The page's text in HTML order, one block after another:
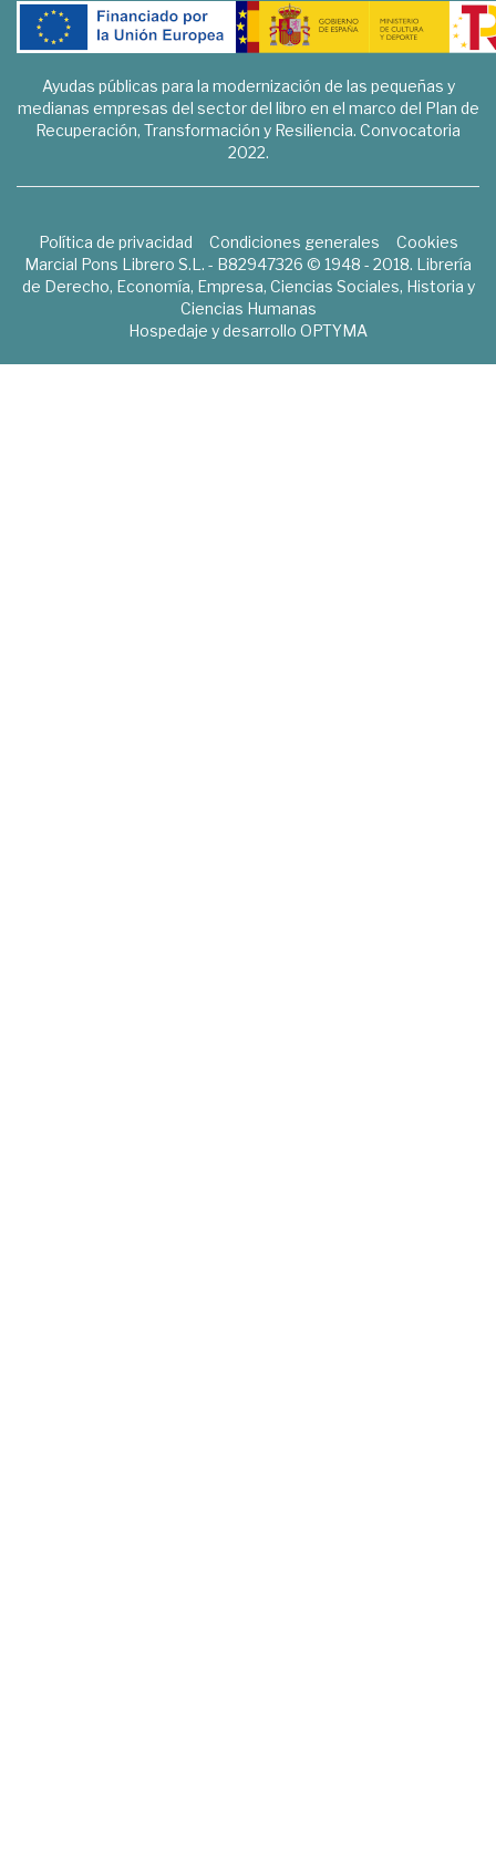
Ayudas públicas para la modernización de las pequeñas y
medianas empresas del sector del libro en el marco del Plan de
Recuperación, Transformación y Resiliencia. Convocatoria
2022.
Política de privacidad Condiciones generales
Cookies
Marcial Pons Librero S.L. - B82947326 © 1948 - 2018. Librería
de Derecho, Economía, Empresa, Ciencias Sociales, Historia y
Ciencias Humanas
Hospedaje y desarrollo OPTYMA